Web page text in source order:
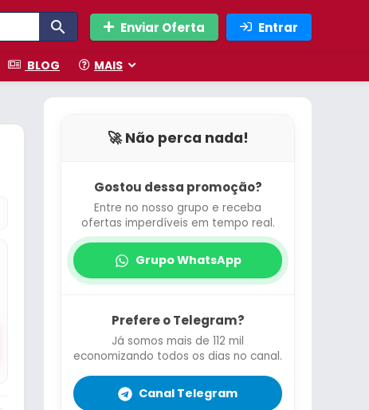
Enviar Oferta Entrar
BLOG MAIS
🚀 Não perca nada!
Gostou dessa promoção?
Entre no nosso grupo e receba
ofertas imperdíveis em tempo real.
Grupo WhatsApp
Prefere o Telegram?
Já somos mais de 112 mil
economizando todos os dias no canal.
Canal Telegram